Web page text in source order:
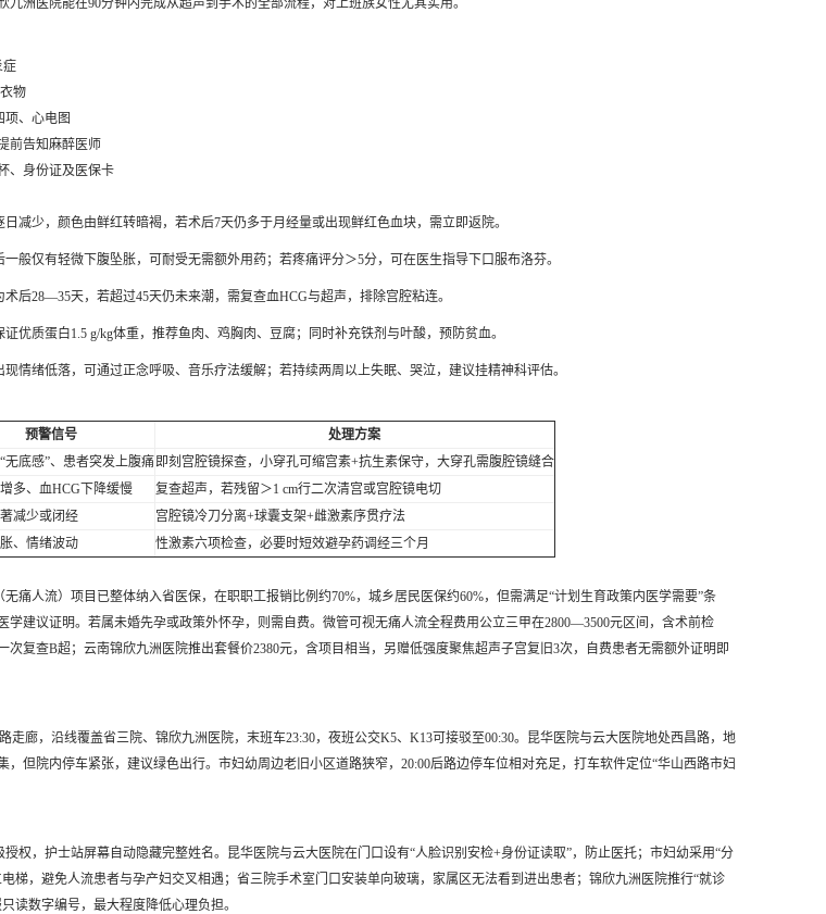
洲医院能在90分钟内完成从超声到手术的全部流程，对上班族女性尤其实用。
症
物
项、心电图
前告知麻醉医师
、身份证及医保卡
减少，颜色由鲜红转暗褐，若术后7天仍多于月经量或出现鲜红色血块，需立即返院。
般仅有轻微下腹坠胀，可耐受无需额外用药；若疼痛评分＞5分，可在医生指导下口服布洛芬。
后28—35天，若超过45天仍未来潮，需复查血HCG与超声，排除宫腔粘连。
优质蛋白1.5 g/kg体重，推荐鱼肉、鸡胸肉、豆腐；同时补充铁剂与叶酸，预防贫血。
现情绪低落，可通过正念呼吸、音乐疗法缓解；若持续两周以上失眠、哭泣，建议挂精神科评估。
预警信号
处理方案
无底感”、患者突发上腹痛 即刻宫腔镜探查，小穿孔可缩宫素+抗生素保守，大穿孔需腹腔镜缝合
多、血HCG下降缓慢
复查超声，若残留＞1 cm行二次清宫或宫腔镜电切
减少或闭经
宫腔镜冷刀分离+球囊支架+雌激素序贯疗法
、情绪波动 性激素六项检查，必要时短效避孕药调经三个月
痛人流）项目已整体纳入省医保，在职职工报销比例约70%，城乡居民医保约60%，但需满足“计划生育政策内医学需要”条
学建议证明。若属未婚先孕或政策外怀孕，则需自费。微管可视无痛人流全程费用公立三甲在2800—3500元区间，含术前检
次复查B超；云南锦欣九洲医院推出套餐价2380元，含项目相当，另赠低强度聚焦超声子宫复旧3次，自费患者无需额外证明即
走廊，沿线覆盖省三院、锦欣九洲医院，末班车23:30，夜班公交K5、K13可接驳至00:30。昆华医院与云大医院地处西昌路，地
，但院内停车紧张，建议绿色出行。市妇幼周边老旧小区道路狭窄，20:00后路边停车位相对充足，打车软件定位“华山西路市妇
权，护士站屏幕自动隐藏完整姓名。昆华医院与云大医院在门口设有“人脸识别安检+身份证读取”，防止医托；市妇幼采用“分
，避免人流患者与孕产妇交叉相遇；省三院手术室门口安装单向玻璃，家属区无法看到进出患者；锦欣九洲医院推行“就诊
读数字编号，最大程度降低心理负担。